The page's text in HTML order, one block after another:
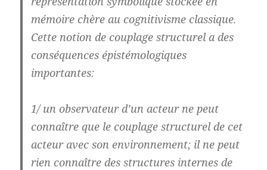
mémoire chère au cognitivisme classique.
Cette notion de couplage structurel a des
conséquences épistémologiques
importantes:
1/ un observateur d’un acteur ne peut
connaître que le couplage structurel de cet
acteur avec son environnement; il ne peut
rien connaître des structures internes de